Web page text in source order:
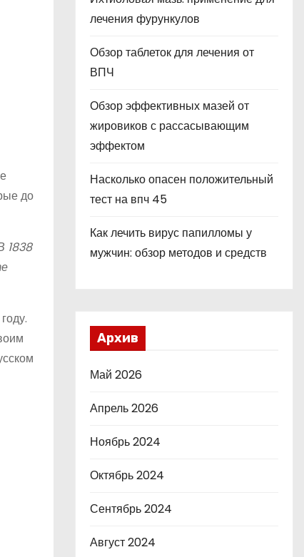
до
1838
лечения фурункулов
Обзор таблеток для лечения от
ВПЧ
Обзор эффективных мазей от
жировиков с рассасывающим
эффектом
Насколько опасен положительный
тест на впч 45
Как лечить вирус папилломы у
мужчин: обзор методов и средств
Архив
Май 2026
Апрель 2026
Ноябрь 2024
Октябрь 2024
Сентябрь 2024
Август 2024